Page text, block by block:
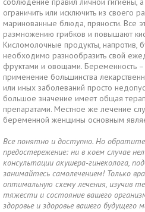
ограничить или исключить из своего
маринованные блюда, пряности. Все
размножению грибков и повышают
Кисломолочные продукты, напротив,
необходимо разнообразить свой
фруктами и овощами. Беременность
применение большинства
или иных заболеваний просто
большое значение имеет общая
препаратами. Местное же лечение
беременной женщины основным
Все понятно и доступно. Но
предостережение: ни в коем случае
консультации акушера-гинеколога,
занимайтесь самолечением! Только
оптимальную схему лечения, изучив
тяжести и состояние вашего
здоровье и здоровье вашего будущего